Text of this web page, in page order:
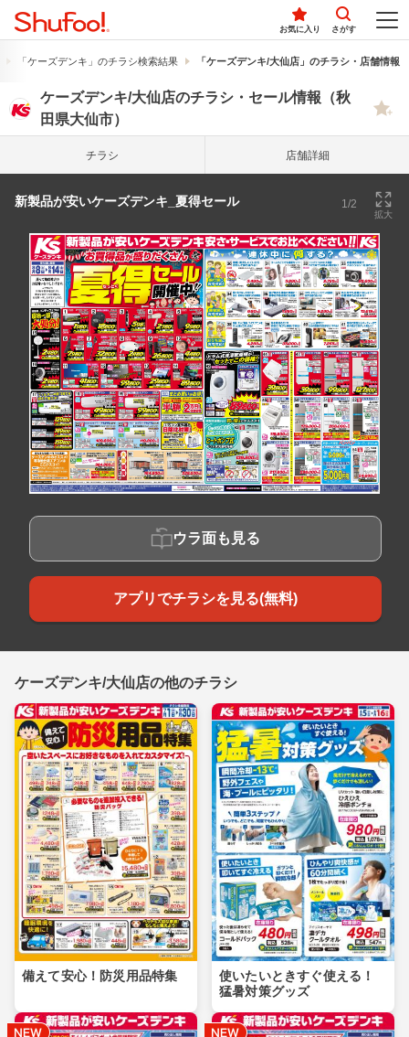
お気に入り さがす
「ケーズデンキ」のチラシ検索結果 「ケーズデンキ/大仙店」のチラシ・店舗情報
ケーズデンキ/大仙店のチラシ・セール情報（秋
田県大仙市）
チラシ 店舗詳細
新製品が安いケーズデンキ_夏得セール 1/2
拡大
ウラ面も見る
アプリでチラシを見る(無料)
ケーズデンキ/大仙店の他のチラシ
備えて安心！防災用品特集
使いたいときすぐ使える！
猛暑対策グッズ